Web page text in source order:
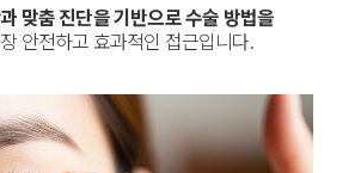
맞춤 진단을 기반으로 수술 방법을
안전하고 효과적인 접근입니다.